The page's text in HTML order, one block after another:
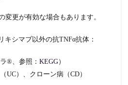
変更が有効な場合もあります。
キシマブ以外の抗TNFα抗体：
®︎、参照： KEGG）
）、クローン病（CD）